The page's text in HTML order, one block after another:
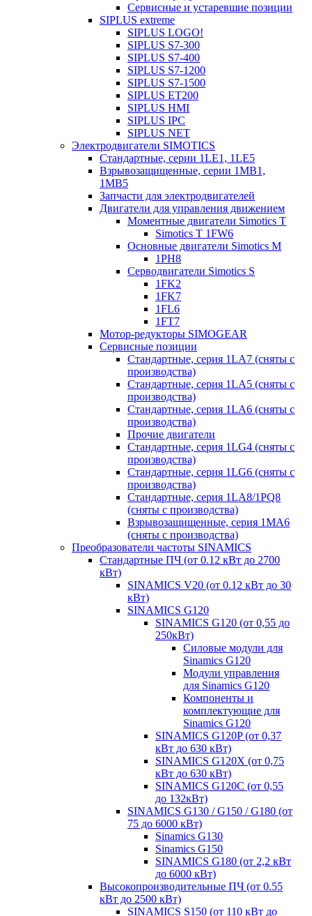
Сервисные и устаревшие позиции
SIPLUS extreme
SIPLUS LOGO!
SIPLUS S7-300
SIPLUS S7-400
SIPLUS S7-1200
SIPLUS S7-1500
SIPLUS ET200
SIPLUS HMI
SIPLUS IPC
SIPLUS NET
Электродвигатели SIMOTICS
Стандартные, серии 1LE1, 1LE5
Взрывозащищенные, серии 1MB1,
1MB5
Запчасти для электродвигателей
Двигатели для управления движением
Моментные двигатели Simotics T
Simotics T 1FW6
Основные двигатели Simotics M
1PH8
Серводвигатели Simotics S
1FK2
1FK7
1FL6
1FT7
Мотор-редукторы SIMOGEAR
Сервисные позиции
Стандартные, серия 1LA7 (сняты с
производства)
Стандартные, серия 1LA5 (сняты с
производства)
Стандартные, серия 1LA6 (сняты с
производства)
Прочие двигатели
Стандартные, серия 1LG4 (сняты с
производства)
Стандартные, серия 1LG6 (сняты с
производства)
Стандартные, серия 1LA8/1PQ8
(сняты с производства)
Взрывозащищенные, серия 1MA6
(сняты с производства)
Преобразователи частоты SINAMICS
Стандартные ПЧ (от 0.12 кВт до 2700
кВт)
SINAMICS V20 (от 0.12 кВт до 30
кВт)
SINAMICS G120
SINAMICS G120 (от 0,55 до
250кВт)
Силовые модули для
Sinamics G120
Модули управления
для Sinamics G120
Компоненты и
комплектующие для
Sinamics G120
SINAMICS G120P (от 0,37
кВт до 630 кВт)
SINAMICS G120X (от 0,75
кВт до 630 кВт)
SINAMICS G120C (от 0,55
до 132кВт)
SINAMICS G130 / G150 / G180 (от
75 до 6000 кВт)
Sinamics G130
Sinamics G150
SINAMICS G180 (от 2,2 кВт
до 6000 кВт)
Высокопроизводительные ПЧ (от 0.55
кВт до 2500 кВт)
SINAMICS S150 (от 110 кВт до